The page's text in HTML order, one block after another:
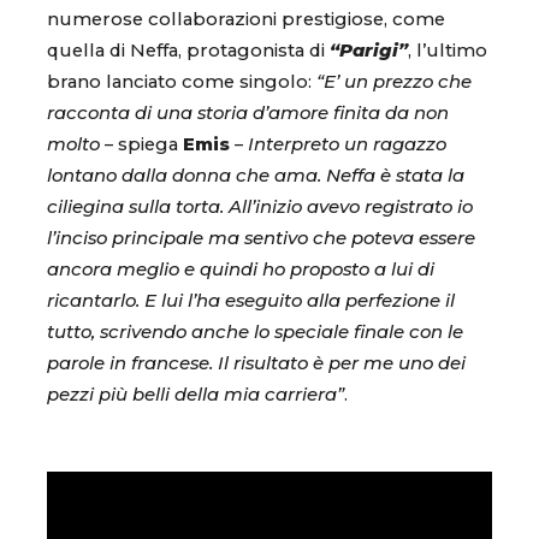
numerose collaborazioni prestigiose, come
quella di Neffa, protagonista di “Parigi”, l’ultimo
brano lanciato come singolo: “E’ un prezzo che
racconta di una storia d’amore finita da non
molto – spiega Emis – Interpreto un ragazzo
lontano dalla donna che ama. Neffa è stata la
ciliegina sulla torta. All’inizio avevo registrato io
l’inciso principale ma sentivo che poteva essere
ancora meglio e quindi ho proposto a lui di
ricantarlo. E lui l’ha eseguito alla perfezione il
tutto, scrivendo anche lo speciale finale con le
parole in francese. Il risultato è per me uno dei
pezzi più belli della mia carriera”.